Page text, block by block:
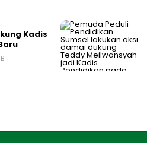
Kadis